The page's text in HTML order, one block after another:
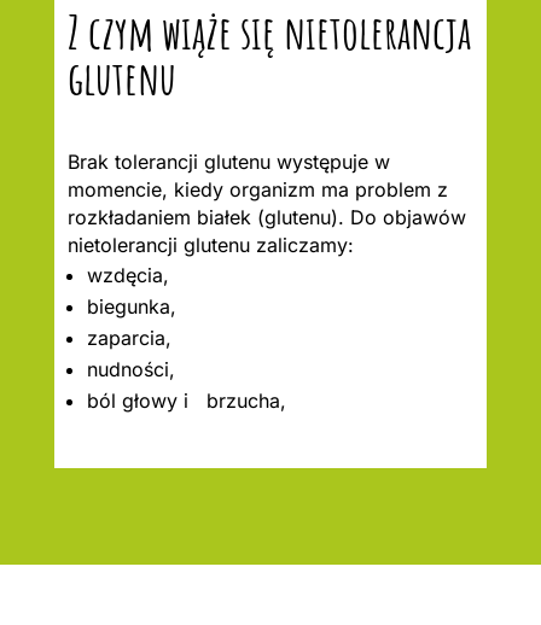
Z czym wiąże się nietolerancja
glutenu
Brak tolerancji glutenu występuje w
momencie, kiedy organizm ma problem z
rozkładaniem białek (glutenu). Do objawów
nietolerancji glutenu zaliczamy:
wzdęcia,
biegunka,
zaparcia,
nudności,
ból głowy i brzucha,